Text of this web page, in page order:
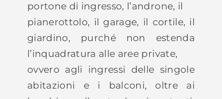
portone di ingresso, l’androne, il
pianerottolo, il garage, il cortile, il
giardino, purché non estenda
l’inquadratura alle aree private,
ovvero agli ingressi delle singole
abitazioni e i balconi, oltre ai